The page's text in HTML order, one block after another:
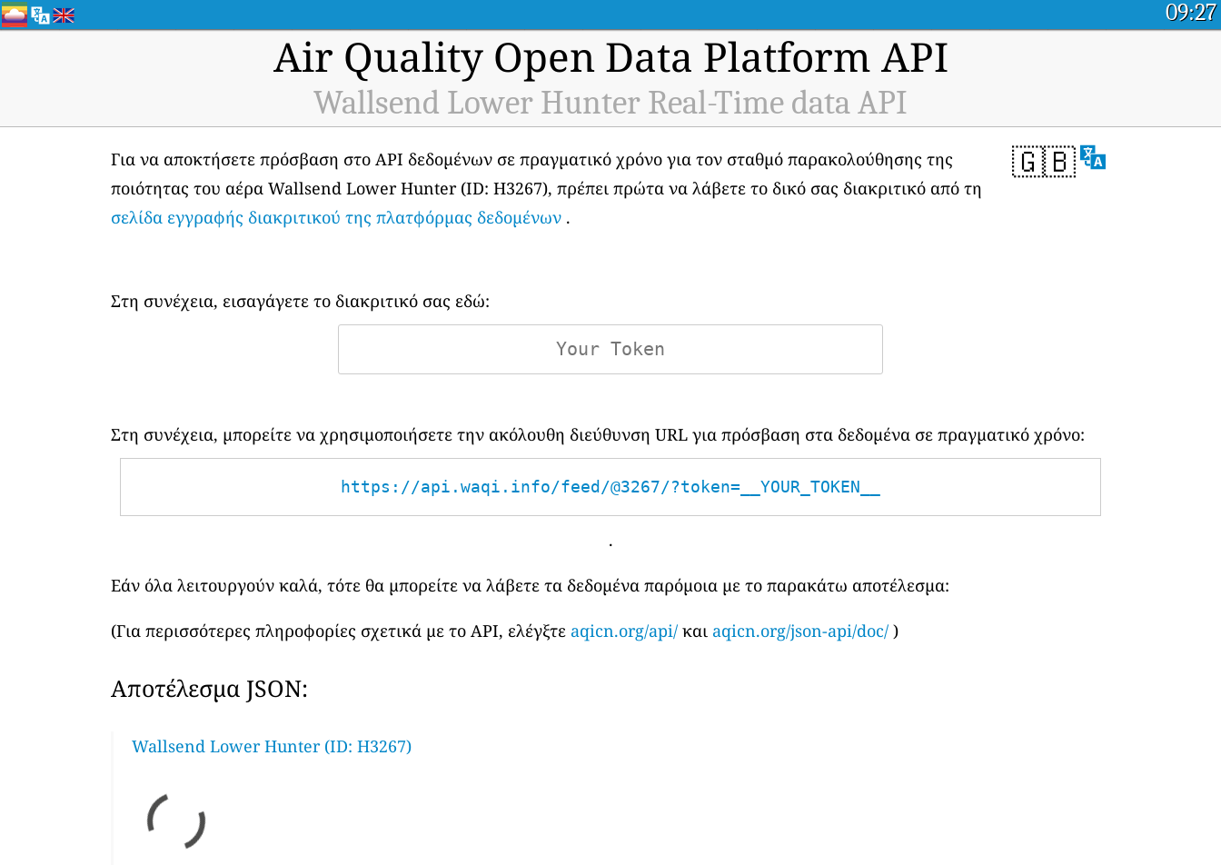
09:27
Air Quality Open Data Platform API
Wallsend Lower Hunter Real-Time data API
🇬🇧
Για να αποκτήσετε πρόσβαση στο API δεδομένων σε πραγματικό χρόνο για τον σταθμό παρακολούθησης της
ποιότητας του αέρα Wallsend Lower Hunter (ID: H3267), πρέπει πρώτα να λάβετε το δικό σας διακριτικό από τη
σελίδα εγγραφής διακριτικού της πλατφόρμας δεδομένων .
Στη συνέχεια, εισαγάγετε το διακριτικό σας εδώ:
Στη συνέχεια, μπορείτε να χρησιμοποιήσετε την ακόλουθη διεύθυνση URL για πρόσβαση στα δεδομένα σε πραγματικό χρόνο:
https://api.waqi.info/feed/@3267/?token=__YOUR_TOKEN__
.
Εάν όλα λειτουργούν καλά, τότε θα μπορείτε να λάβετε τα δεδομένα παρόμοια με το παρακάτω αποτέλεσμα:
(Για περισσότερες πληροφορίες σχετικά με το API, ελέγξτε aqicn.org/api/ και aqicn.org/json-api/doc/ )
Αποτέλεσμα JSON:
Wallsend Lower Hunter (ID: H3267)